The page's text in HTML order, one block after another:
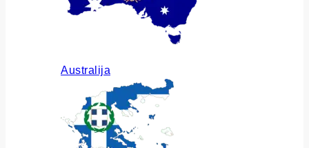
Australija